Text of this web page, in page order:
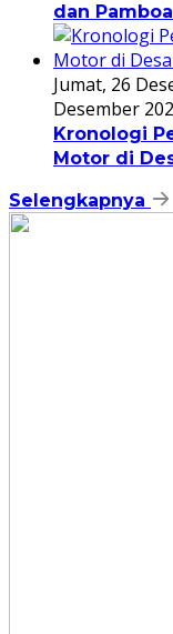
dan
Jumat, 26
Desember
Kronologi
Motor di
Selengkapnya